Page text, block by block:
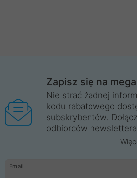
Zapisz się na
Nie strać żadnej
kodu rabatowego
subskrybentów.
odbiorców
Email